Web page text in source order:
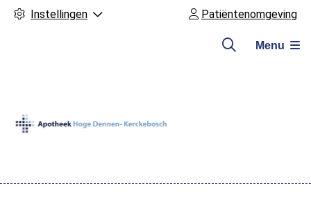
Instellingen Patiëntenomgeving
Menu